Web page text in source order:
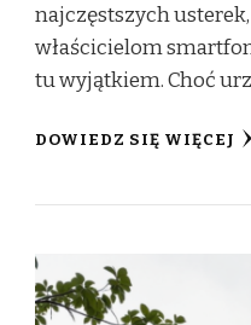
najczęstszych
właścicielom
tu wyjątkiem. Choć
DOWIEDZ SIĘ WIĘCEJ